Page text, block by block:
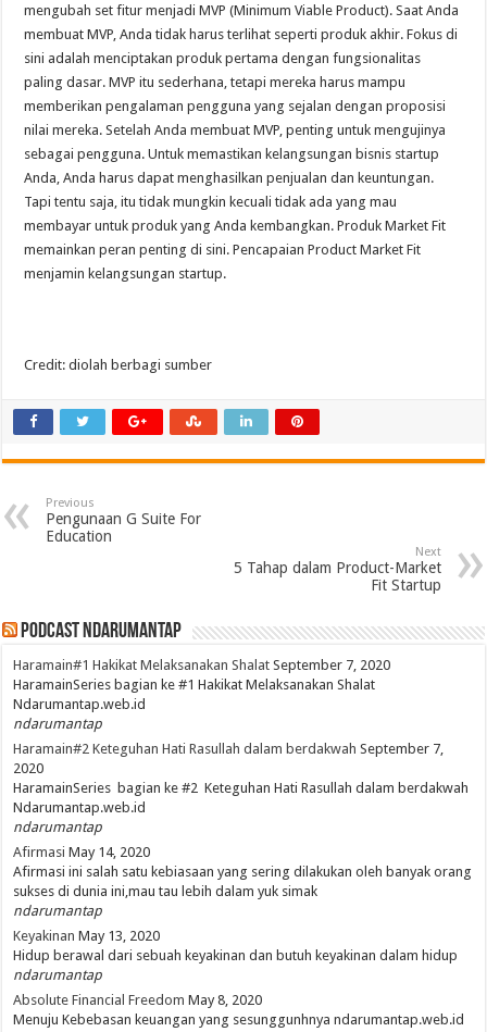
mengubah set fitur menjadi MVP (Minimum Viable Product). Saat Anda
membuat MVP, Anda tidak harus terlihat seperti produk akhir. Fokus di
sini adalah menciptakan produk pertama dengan fungsionalitas
paling dasar. MVP itu sederhana, tetapi mereka harus mampu
memberikan pengalaman pengguna yang sejalan dengan proposisi
nilai mereka. Setelah Anda membuat MVP, penting untuk mengujinya
sebagai pengguna. Untuk memastikan kelangsungan bisnis startup
Anda, Anda harus dapat menghasilkan penjualan dan keuntungan.
Tapi tentu saja, itu tidak mungkin kecuali tidak ada yang mau
membayar untuk produk yang Anda kembangkan. Produk Market Fit
memainkan peran penting di sini. Pencapaian Product Market Fit
menjamin kelangsungan startup.
Credit: diolah berbagi sumber
Previous
Pengunaan G Suite For
Education
Next
5 Tahap dalam Product-Market
Fit Startup
PodCast NdaruMantap
Haramain#1 Hakikat Melaksanakan Shalat September 7, 2020
HaramainSeries bagian ke #1 Hakikat Melaksanakan Shalat
Ndarumantap.web.id
ndarumantap
Haramain#2 Keteguhan Hati Rasullah dalam berdakwah September 7,
2020
HaramainSeries bagian ke #2 Keteguhan Hati Rasullah dalam berdakwah
Ndarumantap.web.id
ndarumantap
Afirmasi May 14, 2020
Afirmasi ini salah satu kebiasaan yang sering dilakukan oleh banyak orang
sukses di dunia ini,mau tau lebih dalam yuk simak
ndarumantap
Keyakinan May 13, 2020
Hidup berawal dari sebuah keyakinan dan butuh keyakinan dalam hidup
ndarumantap
Absolute Financial Freedom May 8, 2020
Menuju Kebebasan keuangan yang sesunggunhnya ndarumantap.web.id